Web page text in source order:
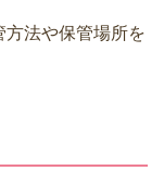
方法や保管場所を